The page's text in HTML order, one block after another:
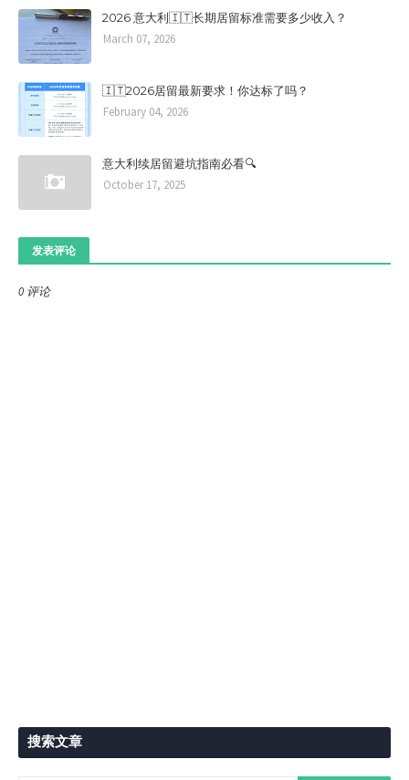
2026 意大利🇮🇹长期居留标准需要多少收入？
March 07, 2026
🇮🇹2026居留最新要求！你达标了吗？
February 04, 2026
意大利续居留避坑指南必看🔍
October 17, 2025
发表评论
0 评论
搜索文章